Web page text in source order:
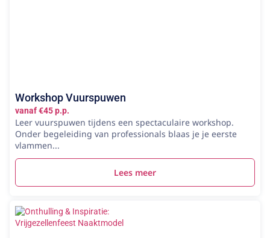
Workshop Vuurspuwen
vanaf €45 p.p.
Leer vuurspuwen tijdens een spectaculaire workshop.
Onder begeleiding van professionals blaas je je eerste
vlammen...
Lees meer